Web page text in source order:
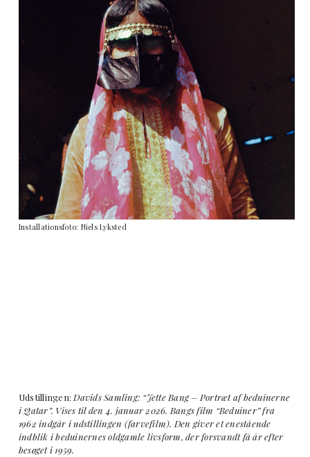
Installationsfoto: Niels Lyksted
Udstillingen: Davids Samling: “Jette Bang – Portræt af beduinerne
i Qatar”. Vises til den 4. januar 2026. Bangs film “Beduiner” fra
1962 indgår i udstillingen (farvefilm). Den giver et enestående
indblik i beduinernes oldgamle livsform, der forsvandt få år efter
besøget i 1959.